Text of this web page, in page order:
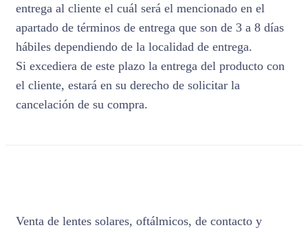
entrega al cliente el cuál será el mencionado en el
apartado de términos de entrega que son de 3 a 8 días
hábiles dependiendo de la localidad de entrega.
Si excediera de este plazo la entrega del producto con
el cliente, estará en su derecho de solicitar la
cancelación de su compra.
Venta de lentes solares, oftálmicos, de contacto y